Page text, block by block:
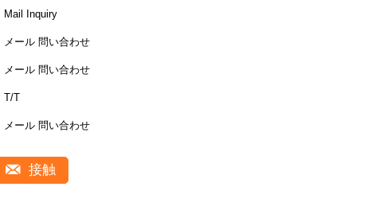
Mail Inquiry
メール 問い合わせ
メール 問い合わせ
T/T
メール 問い合わせ
接触